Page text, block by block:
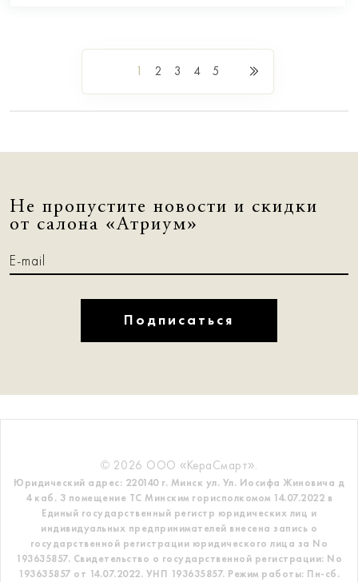
1 2 3 4 5
Не пропустите новости и скидки
от салона «Атриум»
Подписаться
© 2026 ООО «КераСмарт».
Юридический адрес: 220140 г. Минск ул. Ул. Иосифа Жиновича д
4 каб. 3 помещение ТС Минским горисполкомом 14.07.2022 в
Единый государственный регистр юридических лиц и
индивидуальных предпринимателей внесена запись о
государственной регистрации юридического лица за No
193635857. Свидетельство о государственной регистрации: No
193635857 от 14.07.2022. УНП 193635857. Режим работы: Пн-сб.